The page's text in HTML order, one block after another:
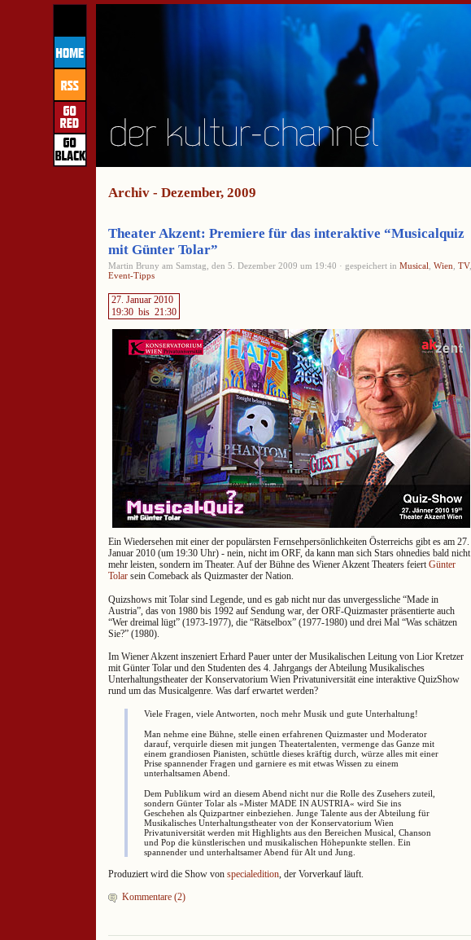
Archiv - Dezember, 2009
Theater Akzent: Premiere für das interaktive “Musicalquiz
mit Günter Tolar”
Martin Bruny am Samstag, den 5. Dezember 2009 um 19:40 · gespeichert in Musical Wien TV,
Event-Tipps
27. Januar 2010
19:30 bis 21:30
Ein Wiedersehen mit einer der populärsten Fernsehpersönlichkeiten Österreichs gibt es am 27.
Januar 2010 (um 19:30 Uhr) - nein, nicht im ORF, da kann man sich Stars ohnedies bald nicht
mehr leisten, sondern im Theater. Auf der Bühne des Wiener Akzent Theaters feiertGünter
Tolar sein Comeback als Quizmaster der Nation.
Quizshows mit Tolar sind Legende, und es gab nicht nur das unvergessliche “Made in
Austria”, das von 1980 bis 1992 auf Sendung war, der ORF-Quizmaster präsentierte auch
“Wer dreimal lügt” (1973-1977), die “Rätselbox” (1977-1980) und drei Mal “Was schätzen
Sie?” (1980).
Im Wiener Akzent inszeniert Erhard Pauer unter der Musikalischen Leitung von Lior Kretzer
mit Günter Tolar und den Studenten des 4. Jahrgangs der Abteilung Musikalisches
Unterhaltungstheater der Konservatorium Wien Privatuniversität eine interaktive QuizShow
rund um das Musicalgenre. Was darf erwartet werden?
Viele Fragen, viele Antworten, noch mehr Musik und gute Unterhaltung!
Man nehme eine Bühne, stelle einen erfahrenen Quizmaster und Moderator
darauf, verquirle diesen mit jungen Theatertalenten, vermenge das Ganze mit
einem grandiosen Pianisten, schüttle dieses kräftig durch, würze alles mit einer
Prise spannender Fragen und garniere es mit etwas Wissen zu einem
unterhaltsamen Abend.
Dem Publikum wird an diesem Abend nicht nur die Rolle des Zusehers zuteil,
sondern Günter Tolar als »Mister MADE IN AUSTRIA« wird Sie ins
Geschehen als Quizpartner einbeziehen. Junge Talente aus der Abteilung für
Musikalisches Unterhaltungstheater von der Konservatorium Wien
Privatuniversität werden mit Highlights aus den Bereichen Musical, Chanson
und Pop die künstlerischen und musikalischen Höhepunkte stellen. Ein
spannender und unterhaltsamer Abend für Alt und Jung.
Produziert wird die Show von specialedition, der Vorverkauf läuft.
Kommentare (2)